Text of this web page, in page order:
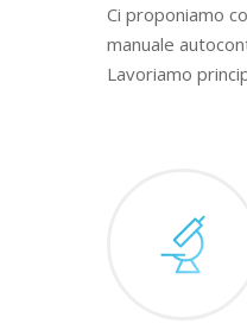
Ci proponiamo
manuale
Lavoriamo